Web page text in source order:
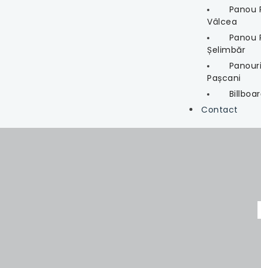
Panou
Vâlcea
Panou
Șelimbăr
Pașcani
Contact